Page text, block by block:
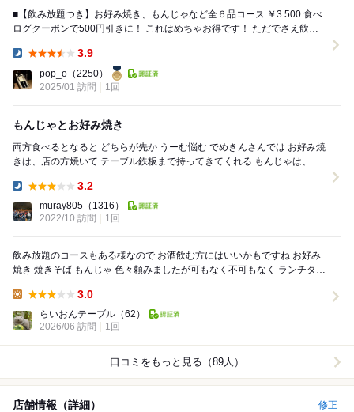
■【飲み放題つき】お好み焼き、もんじゃなど全６品コース ￥3.500 食べ
ログクーポンで500円引きに！ これはめちゃお得です！ ただでさえ飲み
3.9
pop_o （2250）
2025/01 訪問
1回
もんじゃとお好み焼き
両方食べるとなると どちらが先か うーむ悩む でめきんさんでは お好み焼
きは、店の方焼いて テーブル鉄板まで持ってきてくれる もんじゃは、各
3.2
muray805 （1316）
2022/10 訪問
1回
飲み放題のコースもある様なので お酒飲む方にはいいかもですね お好み
焼き 焼きそば もんじゃ 色々頼みましたが可もなく不可もなく ランチタイ
3.0
らいおんテーブル （62）
2026/06 訪問
1回
口コミをもっと見る（89人）
店舗情報（詳細） 修正